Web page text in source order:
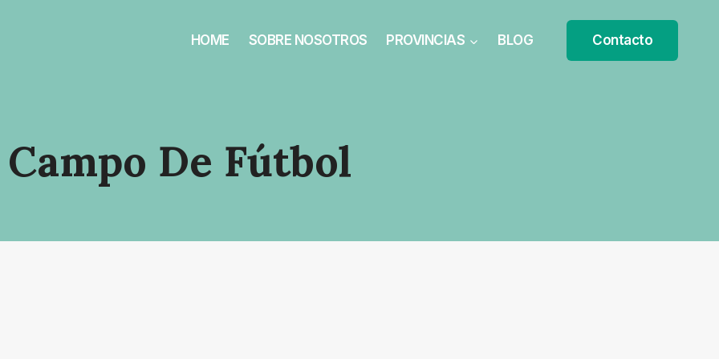
HOME SOBRE NOSOTROS PROVINCIAS BLOG Contacto
Campo De Fútbol